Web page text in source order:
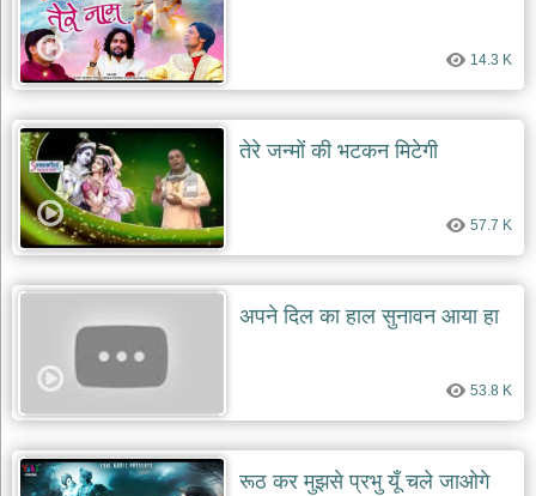
14.3 K
तेरे जन्मों की भटकन मिटेगी
57.7 K
अपने दिल का हाल सुनावन आया हा
53.8 K
रूठ कर मुझसे प्रभु यूँ चले जाओगे